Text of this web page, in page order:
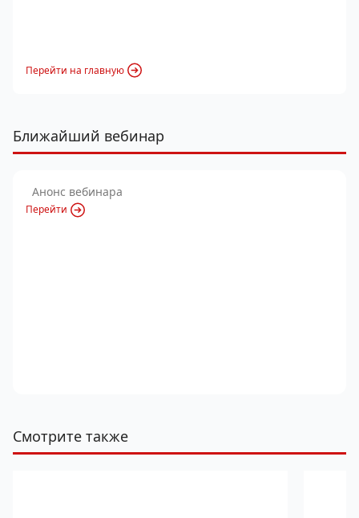
Перейти на главную
Ближайший вебинар
Анонс вебинара
Перейти
Смотрите также